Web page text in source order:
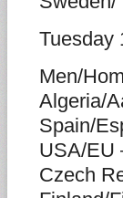
Tuesday
Men/
Algeria/
Spain/
USA/EU
Czech